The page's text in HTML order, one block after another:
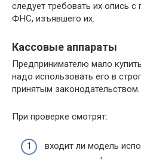
следует требовать их опись
ФНС, изъявшего их.
Кассовые аппараты
Предпринимателю мало
надо использовать его в
принятым законодательством.
При проверке смотрят:
входит ли модель